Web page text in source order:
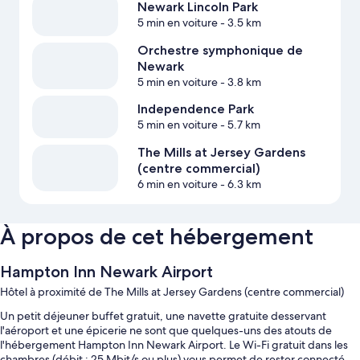
Newark Lincoln Park
5 min en voiture- 3.5 km
Orchestre symphonique de
Newark
5 min en voiture- 3.8 km
Independence Park
5 min en voiture- 5.7 km
The Mills at Jersey Gardens
(centre commercial)
6 min en voiture- 6.3 km
À propos de cet hébergement
Hampton Inn Newark Airport
Hôtel à proximité de The Mills at Jersey Gardens (centre commercial)
Un petit déjeuner buffet gratuit, une navette gratuite desservant
l'aéroport et une épicerie ne sont que quelques-uns des atouts de
l'hébergement Hampton Inn Newark Airport. Le Wi-Fi gratuit dans les